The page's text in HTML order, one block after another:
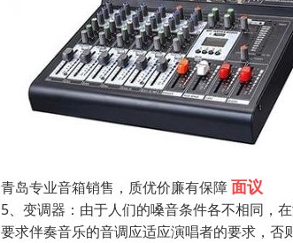
青岛专业音箱销售，质优价廉有保障面议
5、变调器：由于人们的嗓音条件各不相同，
要求伴奏音乐的音调应适应演唱者的要求，